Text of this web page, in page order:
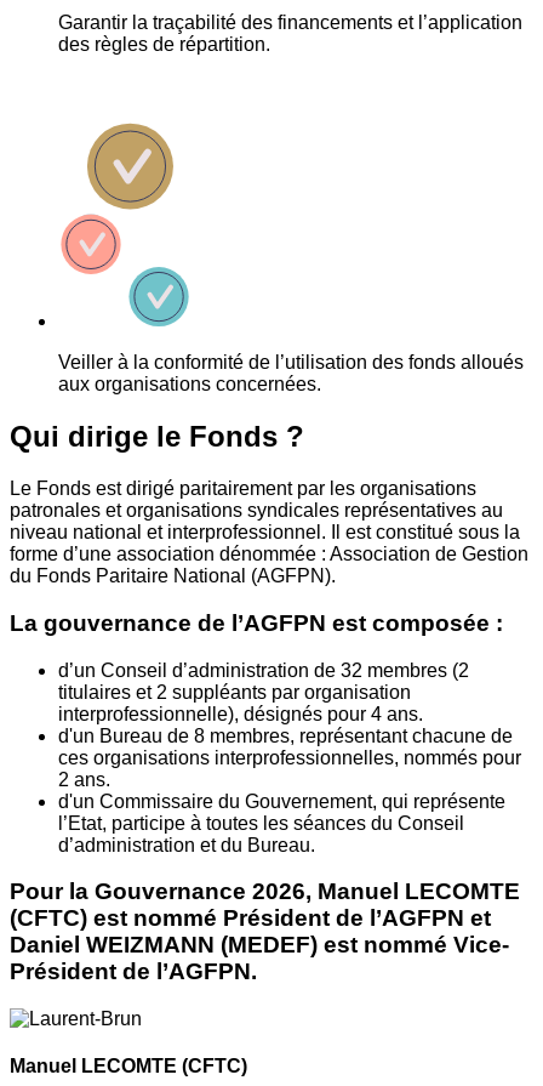
Garantir la traçabilité des financements et l’application
des règles de répartition.
Veiller à la conformité de l’utilisation des fonds alloués
aux organisations concernées.
Qui dirige le Fonds ?
Le Fonds est dirigé paritairement par les organisations
patronales et organisations syndicales représentatives au
niveau national et interprofessionnel. Il est constitué sous la
forme d’une association dénommée : Association de Gestion
du Fonds Paritaire National (AGFPN).
La gouvernance de l’AGFPN est composée :
d’un Conseil d’administration de 32 membres (2
titulaires et 2 suppléants par organisation
interprofessionnelle), désignés pour 4 ans.
d'un Bureau de 8 membres, représentant chacune de
ces organisations interprofessionnelles, nommés pour
2 ans.
d'un Commissaire du Gouvernement, qui représente
l’Etat, participe à toutes les séances du Conseil
d’administration et du Bureau.
Pour la Gouvernance 2026, Manuel LECOMTE
(CFTC) est nommé Président de l’AGFPN et
Daniel WEIZMANN (MEDEF) est nommé Vice-
Président de l’AGFPN.
Manuel LECOMTE (CFTC)